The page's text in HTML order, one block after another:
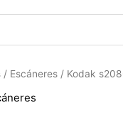
/ Escáneres / Kodak